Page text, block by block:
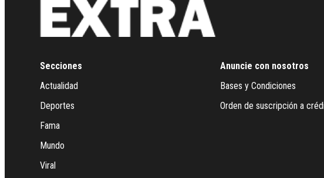
Secciones
Actualidad
Deportes
Fama
Mundo
Viral
Anuncie con nosotros
Bases y Condiciones
Orden de suscripción a